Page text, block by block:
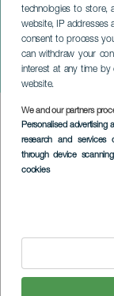
technologies to store,
website, IP addresses
consent to process
can withdraw your
interest at any time by
website.
We and our partners
Personalised
research and services
through device scanning
cookies
SERVICIOS >
Officiellt